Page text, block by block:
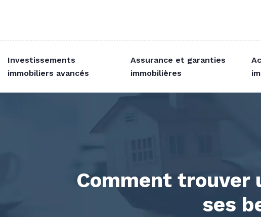
Investissements
immobiliers avancés
Assurance et garanties
immobilières
Comment trouver
ses